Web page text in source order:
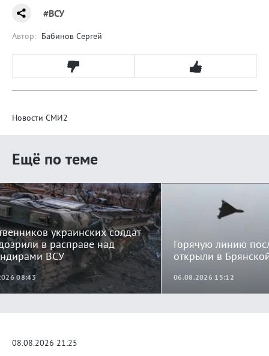
#ВСУ
Автор: Бабинов Сергей
Новости СМИ2
Ещё по теме
украинских солдат
в расправе над
ВСУ
08:43
Горячую линию
открыли в
06.08.2026 15:12
08.08.2026 21:25